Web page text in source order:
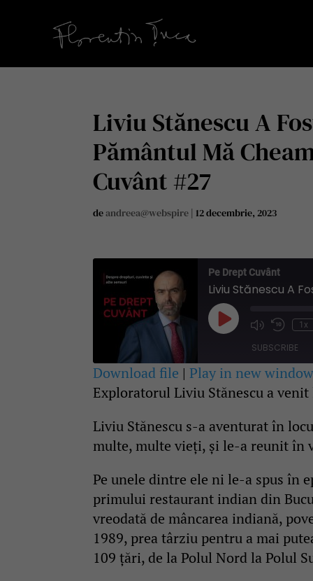
Liviu Stănescu A
Pământul Mă
Cuvânt #27
deandreea@webspire| 12 decembrie, 2023
Pe Drept Cuvânt
Play
Episode
Mute/Unmute
Rewind
1x
SUBSCRIBE
SHARE
LINK
EMBED
Download file | Play in new window
Exploratorul Liviu Stănescu a
Liviu Stănescu s-a aventurat în
multe, multe vieți, și le-a reunit în
Pe unele dintre ele ni le-a spus în
primului restaurant indian din
vreodată de mâncarea indiană,
1989, prea târziu pentru a mai
109 țări, de la Polul Nord la Polul